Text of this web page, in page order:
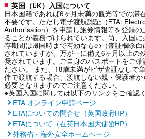
英国（UK）入国について
日本国籍であれば6ヶ月未満の観光等での滞
不要です。ただし電子渡航認証（ETA:
Authorisation）を申請し旅券情報等を登録の
ることが義務づけられています。尚、入国
存期間は帰国時まで有効なもの（査証欄余白
されていますが、万が一に備え6ヶ月以上の
奨されています。ご自身のパスポートをご確
ださい。 また、18歳未満がビザ査証なしで
伴で渡航する場合、渡航しない親・保護者
必要となりますのでご注意ください。
●英国入国に関しては以下のリンクをご確認く
ETA オンライン申請ページ
ETAについての問合せ（英国政府HP）
ETAについて（在英日本国大使館HP）
外務省・海外安全ホームページ